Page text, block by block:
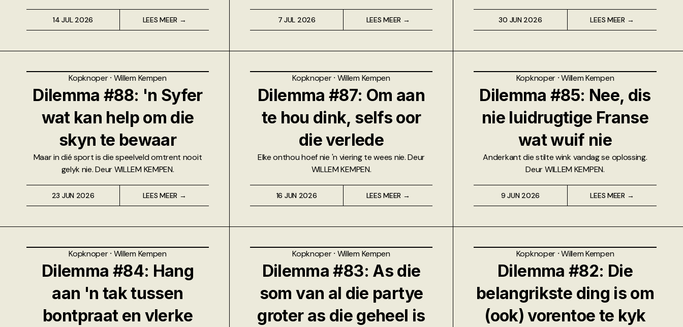
14 JUL 2026 LEES MEER → 7 JUL 2026 LEES MEER → 30 JUN 2026 LEES MEER →
Kopknoper⸱ Willem Kempen
Dilemma #88: 'n Syfer
wat kan help om die
skyn te bewaar
Maar in dié sport is die speelveld omtrent nooit
gelyk nie. Deur WILLEM KEMPEN.
23 JUN 2026 LEES MEER →
Kopknoper⸱ Willem Kempen
Dilemma #87: Om aan
te hou dink, selfs oor
die verlede
Elke onthou hoef nie 'n viering te wees nie. Deur
WILLEM KEMPEN.
16 JUN 2026 LEES MEER →
Kopknoper ⸱Willem Kempen
Dilemma #85: Nee, dis
nie luidrugtige Franse
wat wuif nie
Anderkant die stilte wink vandag se oplossing.
Deur WILLEM KEMPEN.
9 JUN 2026 LEES MEER →
Kopknoper⸱ Willem Kempen
Dilemma #84: Hang
aan 'n tak tussen
bontpraat en vlerke
Kopknoper⸱ Willem Kempen
Dilemma #83: As die
som van al die partye
groter as die geheel is
Kopknoper ⸱Willem Kempen
Dilemma #82: Die
belangrikste ding is om
(ook) vorentoe te kyk